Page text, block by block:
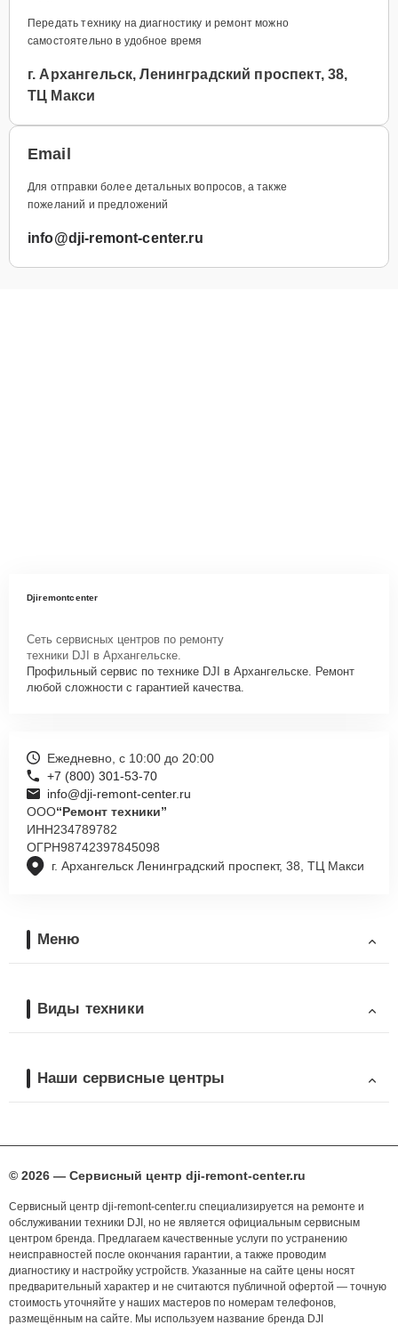
Передать технику на диагностику и ремонт можно
самостоятельно в удобное время
г. Архангельск, Ленинградский проспект, 38,
ТЦ Макси
Email
Для отправки более детальных вопросов, а также
пожеланий и предложений
info@dji-remont-center.ru
Djiremontcenter
Сеть сервисных центров по ремонту
техники DJI в Архангельске.
Профильный сервис по технике DJI в Архангельске. Ремонт
любой сложности с гарантией качества.
г. Архангельск Ленинградский проспект, 38, ТЦ Макси
Ежедневно, с 10:00 до 20:00
+7 (800) 301-53-70
info@dji-remont-center.ru
ООО“Ремонт техники”
ИНН234789782
ОГРН98742397845098
Меню
Виды техники
Наши сервисные центры
© 2026 — Сервисный центр dji-remont-center.ru
Сервисный центр dji-remont-center.ru специализируется на ремонте и
обслуживании техники DJI, но не является официальным сервисным
центром бренда. Предлагаем качественные услуги по устранению
неисправностей после окончания гарантии, а также проводим
диагностику и настройку устройств. Указанные на сайте цены носят
предварительный характер и не считаются публичной офертой — точную
стоимость уточняйте у наших мастеров по номерам телефонов,
размещённым на сайте. Мы используем название бренда DJI